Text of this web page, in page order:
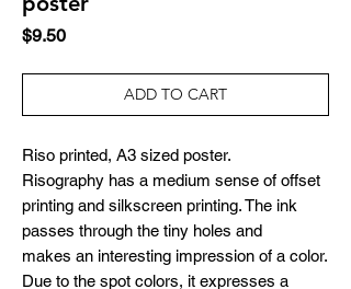
$9.50Price
ADD TO CART
Riso printed, A3 sized poster.
Risography has a medium sense of offset
printing and silkscreen printing. The ink
passes through the tiny holes and
makes an interesting impression of a color.
Due to the spot colors, it expresses a